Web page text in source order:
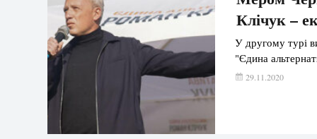
Клічук –
У другому турі
"Єдина
29.11.2020